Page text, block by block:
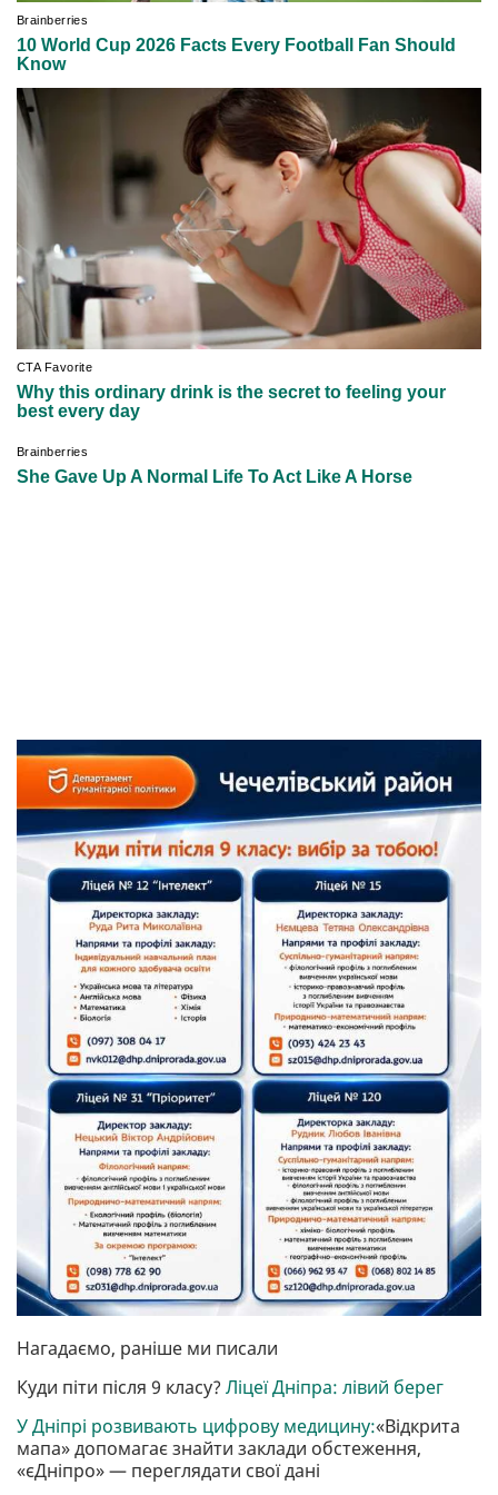
Нагадаємо, раніше ми писали
Куди піти після 9 класу? Ліцеї Дніпра: лівий берег
У Дніпрі розвивають цифрову медицину:«Відкрита
мапа» допомагає знайти заклади обстеження,
«єДніпро» — переглядати свої дані